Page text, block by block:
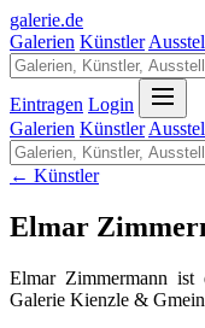
galerie.de
Galerien Künstler
Eintragen Login
Galerien Künstler
← Künstler
Elmar
Elmar Zimmermann ist
Galerie Kienzle &